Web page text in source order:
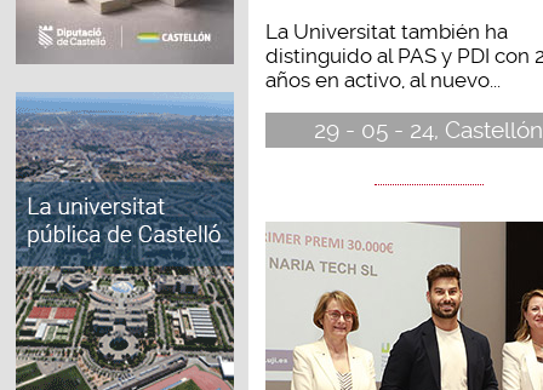
La Universitat también ha
distinguido al PAS y PDI con
años en activo, al nuevo...
29 - 05 - 24, Castellón